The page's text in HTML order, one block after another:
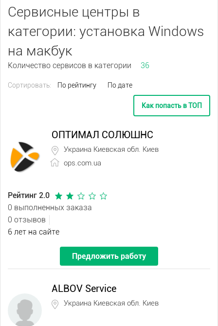
Сервисные центры в
категории: установка Windows
на макбук
Количество сервисов в категории 36
Сортировать: По рейтингу По дате
Как попасть в ТОП
ОПТИМАЛ СОЛЮШНС
Украина Киевская обл. Киев
ops.com.ua
Рейтинг 2.0
0 выполненных заказа
0 отзывов
6 лет на сайте
Предложить работу
ALBOV Service
Украина Киевская обл. Киев